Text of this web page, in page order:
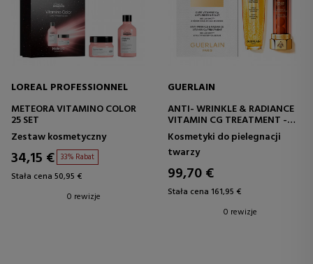
LOREAL PROFESSIONNEL
METEORA VITAMINO COLOR
25 SET
Zestaw kosmetyczny
34,15 € 33% Rabat
Stała cena 50,95 €
0 rewizje
GUERLAIN
ANTI- WRINKLE & RADIANCE
VITAMIN CG TREATMENT -
ABEILLE ROYALE SET
Kosmetyki do pielegnacji
twarzy
99,70 €
Stała cena 161,95 €
0 rewizje